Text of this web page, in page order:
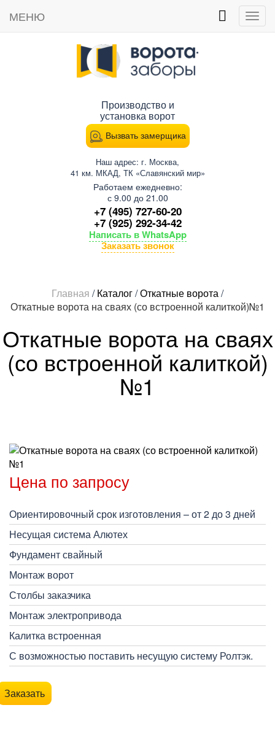
Производство и
установка ворот
Вызвать замерщика
Наш адрес: г. Москва,
41 км. МКАД, ТК «Славянский мир»
Работаем ежедневно:
с 9.00 до 21.00
+7 (495) 727-60-20
+7 (925) 292-34-42
Написать в WhatsApp
Заказать звонок
МЕНЮ
Главная /Каталог/Откатные ворота/
Откатные ворота на сваях (со встроенной калиткой)№1
Откатные ворота на сваях
(со встроенной калиткой)
№1
Цена по запросу
Ориентировочный срок изготовления – от 2 до 3 дней
Несущая система Алютех
Фундамент свайный
Монтаж ворот
Столбы заказчика
Монтаж электропривода
Калитка встроенная
С возможностью поставить несущую систему Ролтэк.
Заказать